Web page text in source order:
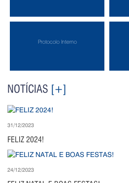
Protocolo Interno
NOTÍCIAS [+]
31/12/2023
FELIZ 2024!
24/12/2023